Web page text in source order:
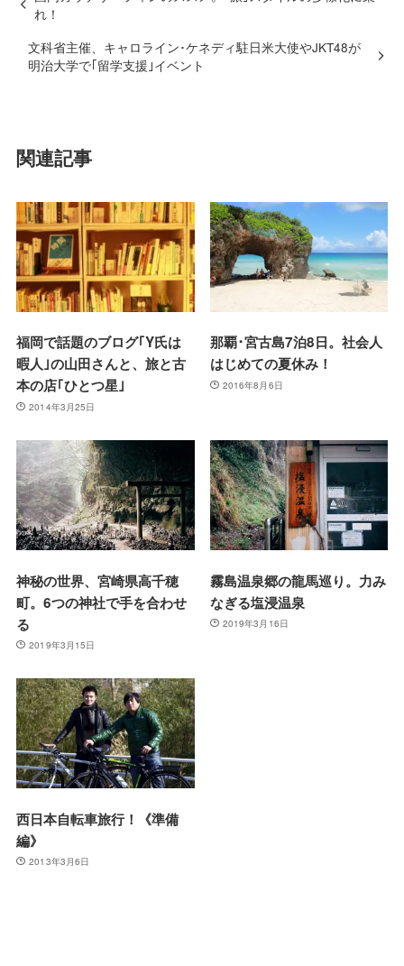
れ！
文科省主催、キャロライン･ケネディ駐日米大使やJKT48が
明治大学で｢留学支援｣イベント
関連記事
福岡で話題のブログ｢Y氏は
暇人｣の山田さんと、旅と古
本の店｢ひとつ星｣
2014年3月25日
那覇･宮古島7泊8日。社会人
はじめての夏休み！
2016年8月6日
神秘の世界、宮崎県高千穂
町。6つの神社で手を合わせ
る
2019年3月15日
霧島温泉郷の龍馬巡り。力み
なぎる塩浸温泉
2019年3月16日
西日本自転車旅行！《準備
編》
2013年3月6日